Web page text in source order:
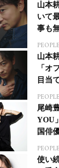
山本
いて
事も
PEOPLE
山本
「オ
目当
ジカ
PEOPLE
尾崎
YOU
国俳
人生
PEOPLE
使い